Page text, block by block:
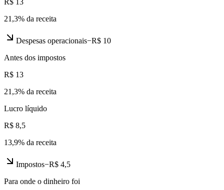
R$ 13
21,3% da receita
Despesas operacionais−R$ 10
Antes dos impostos
R$ 13
21,3% da receita
Lucro líquido
R$ 8,5
13,9% da receita
Impostos−R$ 4,5
Para onde o dinheiro foi